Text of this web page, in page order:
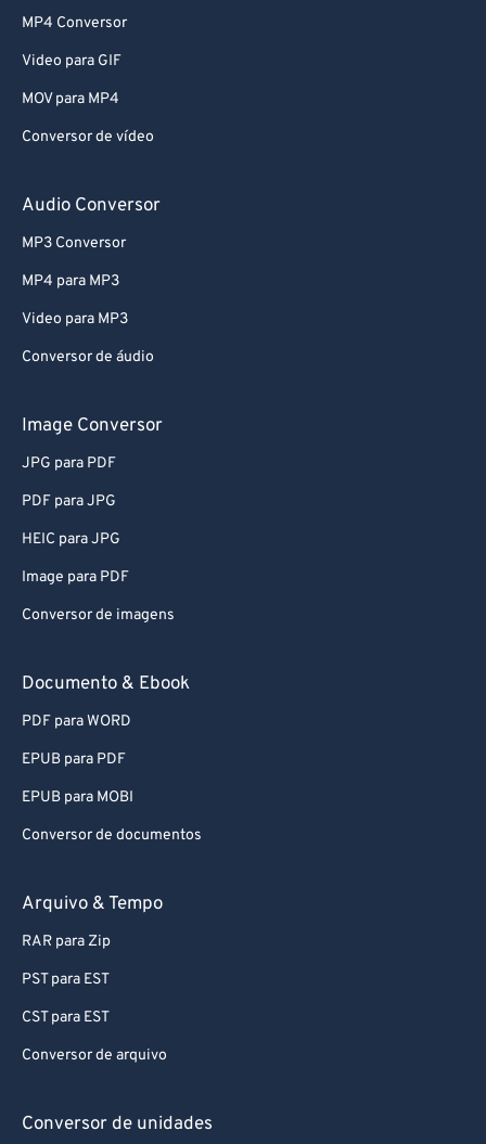
MP4 Conversor
Video para GIF
MOV para MP4
Conversor de vídeo
Audio Conversor
MP3 Conversor
MP4 para MP3
Video para MP3
Conversor de áudio
Image Conversor
JPG para PDF
PDF para JPG
HEIC para JPG
Image para PDF
Conversor de imagens
Documento & Ebook
PDF para WORD
EPUB para PDF
EPUB para MOBI
Conversor de documentos
Arquivo & Tempo
RAR para Zip
PST para EST
CST para EST
Conversor de arquivo
Conversor de unidades